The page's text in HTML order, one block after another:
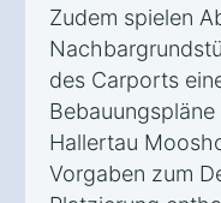
Zudem spielen
des Carports
Hallertau
Vorgaben zum